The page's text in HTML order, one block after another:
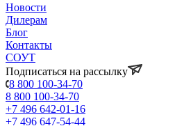
Новости
Дилерам
Блог
Контакты
СОУТ
Подписаться на рассылку
8 800 100-34-70
8 800 100-34-70
+7 496 642-01-16
+7 496 647-54-44